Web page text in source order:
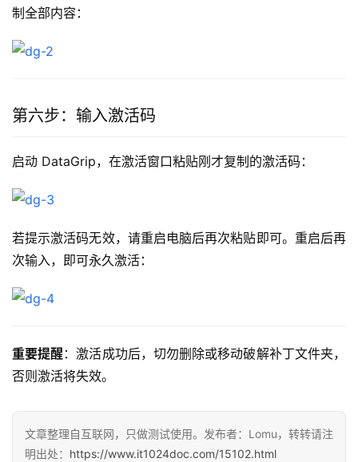
制全部内容：
第六步：输入激活码
启动 DataGrip，在激活窗口粘贴刚才复制的激活码：
若提示激活码无效，请重启电脑后再次粘贴即可。重启后再
次输入，即可永久激活：
重要提醒：激活成功后，切勿删除或移动破解补丁文件夹，
否则激活将失效。
文章整理自互联网，只做测试使用。发布者：Lomu，转转请注
明出处： https://www.it1024doc.com/15102.html